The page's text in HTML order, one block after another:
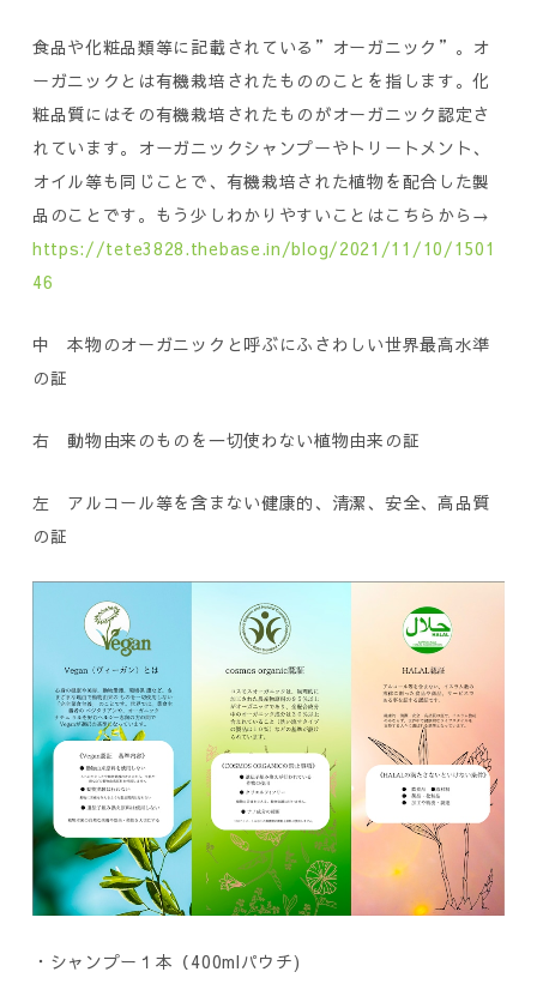
食品や化粧品類等に記載されている”オーガニック”。オ
ーガニックとは有機栽培されたもののことを指します。化
粧品質にはその有機栽培されたものがオーガニック認定さ
れています。オーガニックシャンプーやトリートメント、
オイル等も同じことで、有機栽培された植物を配合した製
品のことです。もう少しわかりやすいことはこちらから→
https://tete3828.thebase.in/blog/2021/11/10/1501
46
中 本物のオーガニックと呼ぶにふさわしい世界最高水準
の証
右 動物由来のものを一切使わない植物由来の証
左 アルコール等を含まない健康的、清潔、安全、高品質
の証
・シャンプー１本（400mlパウチ)